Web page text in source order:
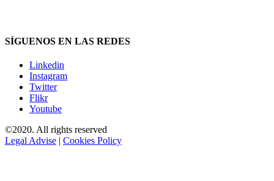
SÍGUENOS EN LAS REDES
Linkedin
Instagram
Twitter
Flikr
Youtube
©2020. All rights reserved
Legal Advise | Cookies Policy